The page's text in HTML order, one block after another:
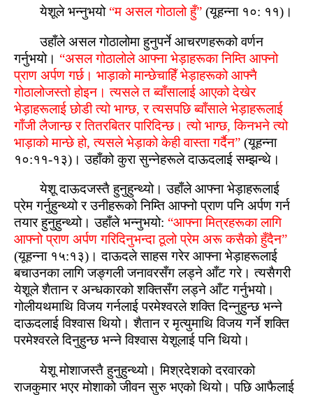
येशूले भन्‍नुभयो “म असल गोठालो हुँ” (यूहन्‍ना १०: ११)।
उहाँले असल गोठालोमा हुनुपर्ने आचरणहरूको वर्णन
गर्नुभयो। “असल गोठालोले आफ्‍ना भेड़ाहरूका निम्‍ति आफ्‍नो
प्राण अर्पण गर्छ। भाड़ाको मान्‍छेचाहिँ भेड़ाहरूको आफ्‍नै
गोठालोजस्‍तो होइन। त्‍यसले त ब्‍वाँसालाई आएको देखेर
भेड़ाहरूलाई छोडी त्‍यो भाग्‍छ, र त्‍यसपछि ब्‍वाँसाले भेड़ाहरूलाई
गाँजी लैजान्‍छ र तितरबितर पारिदिन्‍छ। त्‍यो भाग्‍छ, किनभने त्‍यो
भाड़ाको मान्‍छे हो, त्‍यसले भेड़ाको केही वास्‍ता गर्दैन” (यूहन्‍ना
१०:११-१३)। उहाँको कुरा सुन्‍नेहरूले दाऊदलाई सम्‍झन्‍थे।
येशू दाऊदजस्‍तै हुनुहुन्‍थ्‍यो। उहाँले आफ्‍ना भेड़ाहरूलाई
प्रेम गर्नुहुन्‍थ्‍यो र उनीहरूको निम्‍ति आफ्‍नो प्राण पनि अर्पण गर्न
तयार हुनुहुन्‍थ्‍यो। उहाँले भन्‍नुभयो: “आफ्‍ना मित्रहरूका लागि
आफ्‍नो प्राण अर्पण गरिदिनुभन्‍दा ठूलो प्रेम अरू कसैको हुँदैन”
(यूहन्‍ना १५:१३)। दाऊदले साहस गरेर आफ्‍ना भेड़ाहरूलाई
बचाउनका लागि जङ्गली जनावरसँग लड्ने आँट गरे। त्‍यसैगरी
येशूले शैतान र अन्‍धकारको शक्तिसँग लड्ने आँट गर्नुभयो।
गोलीयथमाथि विजय गर्नलाई परमेश्‍वरले शक्ति दिन्‍नुहुन्‍छ भन्‍ने
दाऊदलाई विश्‍वास थियो। शैतान र मृत्‍युमाथि विजय गर्ने शक्ति
परमेश्‍वरले दिनुहुन्‍छ भन्‍ने विश्‍वास येशूलाई पनि थियो।
येशू मोशाजस्‍तै हुनुहुन्‍थ्‍यो। मिश्रदेशको दरवारको
राजकुमार भएर मोशाको जीवन सुरु भएको थियो। पछि आफैलाई